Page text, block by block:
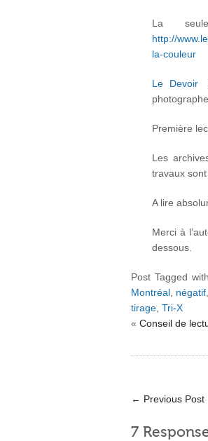
La
http://
la-couleur
Le Devoir
Première
Les
travaux
A lire
Merci à
dessous.
Post Tagged
Montréal, négatif
tirage, Tri-X
« Conseil de
← Previous Post
7